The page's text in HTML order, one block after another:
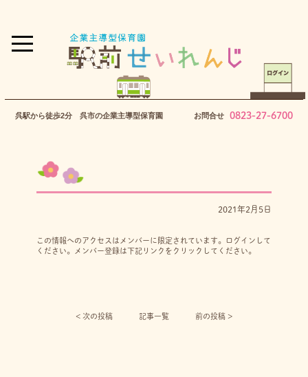
呉駅から徒歩2分 呉市の企業主導型保育園 お問合せ 0823-27-6700
2021年2月5日
この情報へのアクセスはメンバーに限定されています。ログインして
ください。メンバー登録は下記リンクをクリックしてください。
< 次の投稿︎ 記事一覧 前の投稿 >